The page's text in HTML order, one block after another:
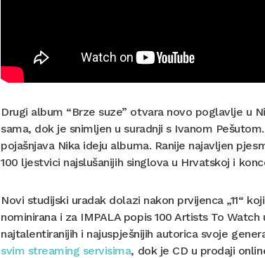
Drugi album “Brze suze” otvara novo poglavlje u
sama, dok je snimljen u suradnji s Ivanom Pešutom.
pojašnjava Nika ideju albuma. Ranije najavljen
100 ljestvici najslušanijih singlova u Hrvatskoj i
Novi studijski uradak dolazi nakon prvijenca „11“
nominirana i za IMPALA popis 100 Artists To
najtalentiranijih i najuspješnijih autorica svoje
svim streaming servisima, dok je CD u prodaji